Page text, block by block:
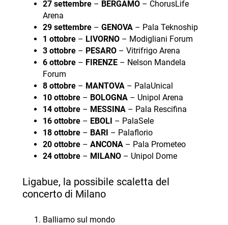
27 settembre– BERGAMO– ChorusLife
Arena
29 settembre– GENOVA– Pala Teknoship
1 ottobre– LIVORNO– Modigliani Forum
3 ottobre– PESARO– Vitrifrigo Arena
6 ottobre– FIRENZE– Nelson Mandela
Forum
8 ottobre– MANTOVA– PalaUnical
10 ottobre– BOLOGNA– Unipol Arena
14 ottobre– MESSINA– Pala Rescifina
16 ottobre– EBOLI – PalaSele
18 ottobre– BARI – Palaflorio
20 ottobre– ANCONA– Pala Prometeo
24 ottobre– MILANO– Unipol Dome
Ligabue, la possibile scaletta del
concerto di Milano
Balliamo sul mondo